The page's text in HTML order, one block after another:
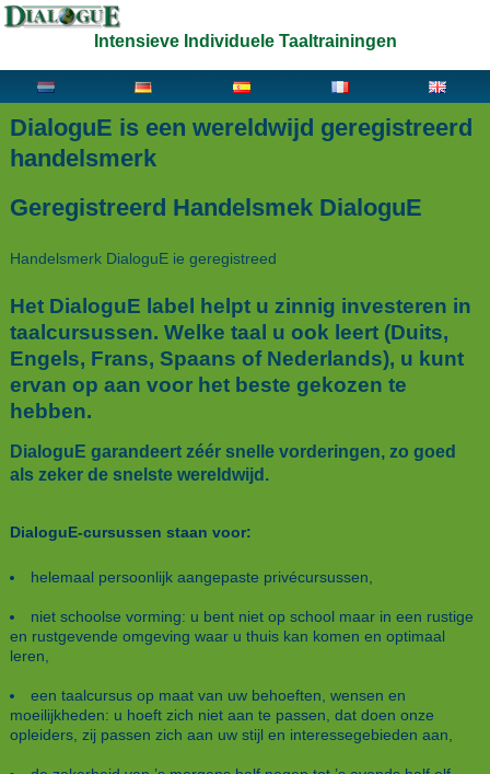
Intensieve Individuele Taaltrainingen
DialoguE is een wereldwijd geregistreerd
handelsmerk
Geregistreerd Handelsmek DialoguE
Handelsmerk DialoguE ie geregistreed
Het DialoguE label helpt u zinnig investeren in
taalcursussen. Welke taal u ook leert (Duits,
Engels, Frans, Spaans of Nederlands), u kunt
ervan op aan voor het beste gekozen te
hebben.
DialoguE garandeert zéér snelle vorderingen, zo goed
als zeker de snelste wereldwijd.
DialoguE-cursussen staan voor:
helemaal persoonlijk aangepaste privécursussen,
niet schoolse vorming: u bent niet op school maar in een rustige
en rustgevende omgeving waar u thuis kan komen en optimaal
leren,
een taalcursus op maat van uw behoeften, wensen en
moeilijkheden: u hoeft zich niet aan te passen, dat doen onze
opleiders, zij passen zich aan uw stijl en interessegebieden aan,